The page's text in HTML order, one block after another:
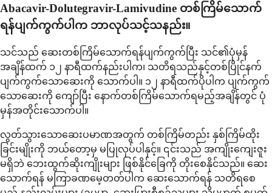
Abacavir-Dolutegravir-Lamivudine တစ်ကြိမ်သောက်
ရန်ပျက်ကွက်ပါက ဘာလုပ်သင့်သနည်း။
သင်သည် ဆေးတစ်ကြိမ်သောက်ရန်ပျက်ကွက်ပြီး သင်၏ပုံမှန်
အချိန်ထက် ၁၂ နာရီထက်နည်းပါက၊ သတိရသည်နှင့်တစ်ပြိုင်နက်
ပျက်ကွက်သောဆေးကို သောက်ပါ။ ၁၂ နာရီထက်ပိုပါက ပျက်ကွက်
သောဆေးကို ကျော်ပြီး နောက်တစ်ကြိမ်သောက်ရမည့်အချိန်တွင် ပုံ
မှန်အတိုင်းသောက်ပါ။
လွတ်သွားသောဆေးပမာဏအတွက် တစ်ကြိမ်တည်း နှစ်ကြိမ်ထိုး
ခြင်းမျိုးကို ဘယ်တော့မှ မပြုလုပ်ပါနှင့်။ ၎င်းသည် အကျိုးကျေးဇူး
မရှိဘဲ ဘေးထွက်ဆိုးကျိုးများ ဖြစ်နိုင်ခြေကို တိုးစေနိုင်သည်။ ဆေး
သောက်ရန် မကြာခဏမေ့တတ်ပါက ဆေးသောက်ရန် သတိရစေ